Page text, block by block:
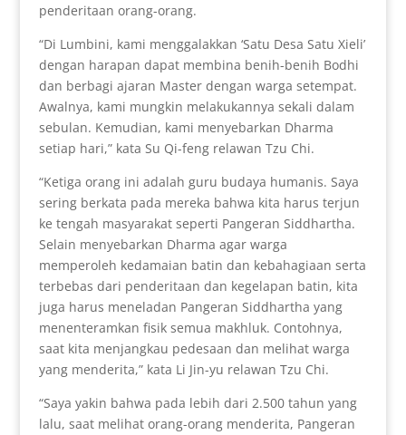
penderitaan orang-orang.
“Di Lumbini, kami menggalakkan ‘Satu Desa Satu Xieli’
dengan harapan dapat membina benih-benih Bodhi
dan berbagi ajaran Master dengan warga setempat.
Awalnya, kami mungkin melakukannya sekali dalam
sebulan. Kemudian, kami menyebarkan Dharma
setiap hari,” kata Su Qi-feng relawan Tzu Chi.
“Ketiga orang ini adalah guru budaya humanis. Saya
sering berkata pada mereka bahwa kita harus terjun
ke tengah masyarakat seperti Pangeran Siddhartha.
Selain menyebarkan Dharma agar warga
memperoleh kedamaian batin dan kebahagiaan serta
terbebas dari penderitaan dan kegelapan batin, kita
juga harus meneladan Pangeran Siddhartha yang
menenteramkan fisik semua makhluk. Contohnya,
saat kita menjangkau pedesaan dan melihat warga
yang menderita,” kata Li Jin-yu relawan Tzu Chi.
“Saya yakin bahwa pada lebih dari 2.500 tahun yang
lalu, saat melihat orang-orang menderita, Pangeran